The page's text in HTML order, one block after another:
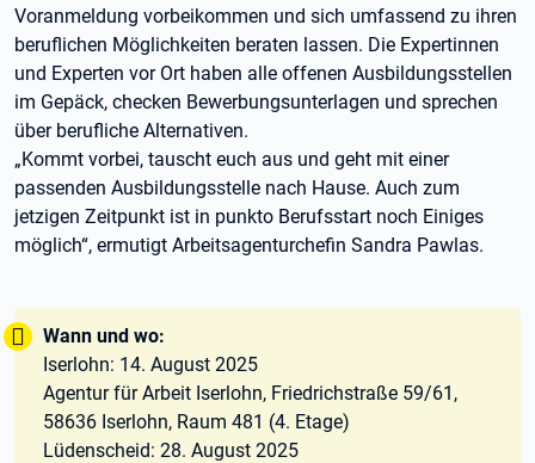
Voranmeldung vorbeikommen und sich umfassend zu ihren
beruflichen Möglichkeiten beraten lassen. Die Expertinnen
und Experten vor Ort haben alle offenen Ausbildungsstellen
im Gepäck, checken Bewerbungsunterlagen und sprechen
über berufliche Alternativen.
„Kommt vorbei, tauscht euch aus und geht mit einer
passenden Ausbildungsstelle nach Hause. Auch zum
jetzigen Zeitpunkt ist in punkto Berufsstart noch Einiges
möglich“, ermutigt Arbeitsagenturchefin Sandra Pawlas.
Tipp:
Wann und wo:
Iserlohn: 14. August 2025
Agentur für Arbeit Iserlohn, Friedrichstraße 59/61,
58636 Iserlohn, Raum 481 (4. Etage)
Lüdenscheid: 28. August 2025